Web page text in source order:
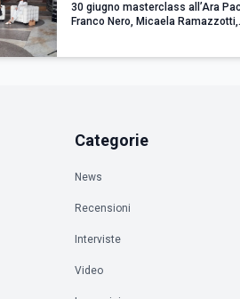
30 giugno masterclass all’Ara
Franco Nero, Micaela Ramazzotti,
Categorie
News
Recensioni
Interviste
Video